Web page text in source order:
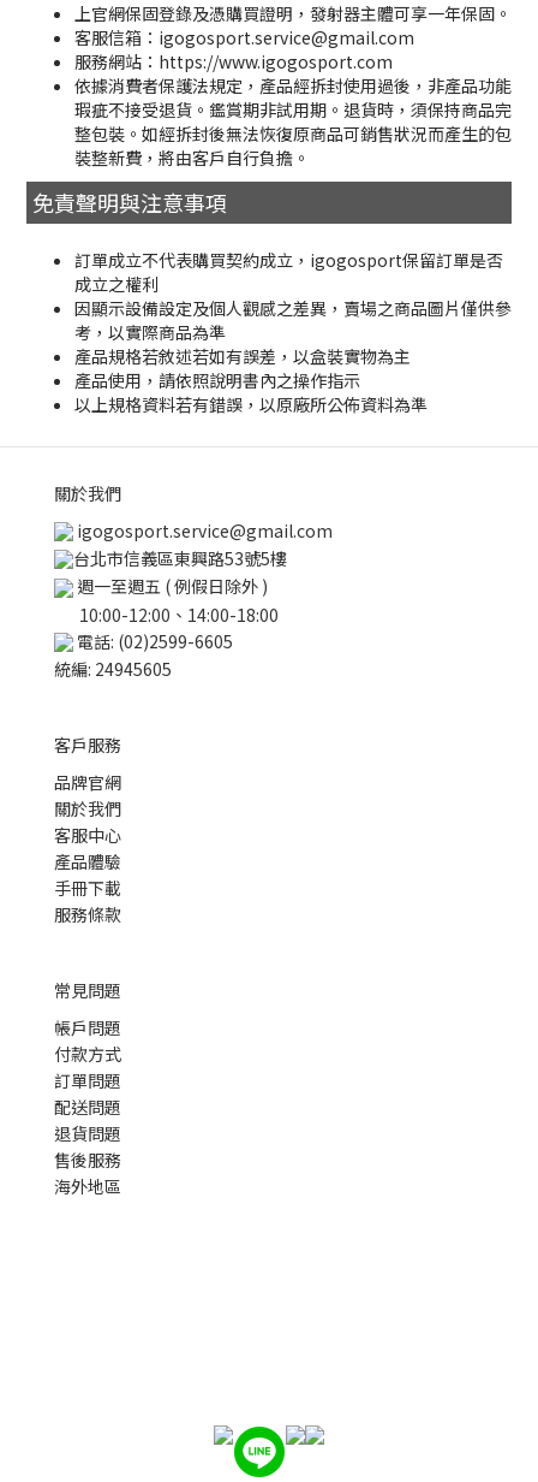
上官網保固登錄及憑購買證明，發射器主體可享一年保固。
客服信箱：igogosport.service@gmail.com
服務網站：https://www.igogosport.com
依據消費者保護法規定，產品經拆封使用過後，非產品功能
瑕疵不接受退貨。鑑賞期非試用期。退貨時，須保持商品完
整包裝。如經拆封後無法恢復原商品可銷售狀況而產生的包
裝整新費，將由客戶自行負擔。
免責聲明與注意事項
訂單成立不代表購買契約成立，igogosport保留訂單是否
成立之權利
因顯示設備設定及個人觀感之差異，賣場之商品圖片僅供參
考，以實際商品為準
產品規格若敘述若如有誤差，以盒裝實物為主
產品使用，請依照說明書內之操作指示
以上規格資料若有錯誤，以原廠所公佈資料為準
關於我們
igogosport.service@gmail.com
台北市信義區東興路53號5樓
週一至週五 ( 例假日除外 )
10:00-12:00、14:00-18:00
電話: (02)2599-6605
統編: 24945605
客戶服務
品牌官網
關於我們
客服中心
產品體驗
手冊下載
服務條款
常見問題
帳戶問題
付款方式
訂單問題
配送問題
退貨問題
售後服務
海外地區